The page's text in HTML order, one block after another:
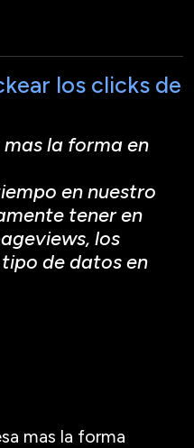
los clicks de
la forma en
en nuestro
tener en
los
de datos en
mas la forma